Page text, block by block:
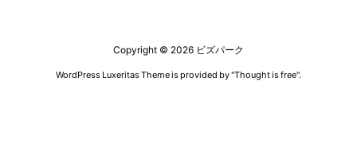
Copyright © 2026 ビズパーク
WordPress Luxeritas Theme is provided by "Thought is free".